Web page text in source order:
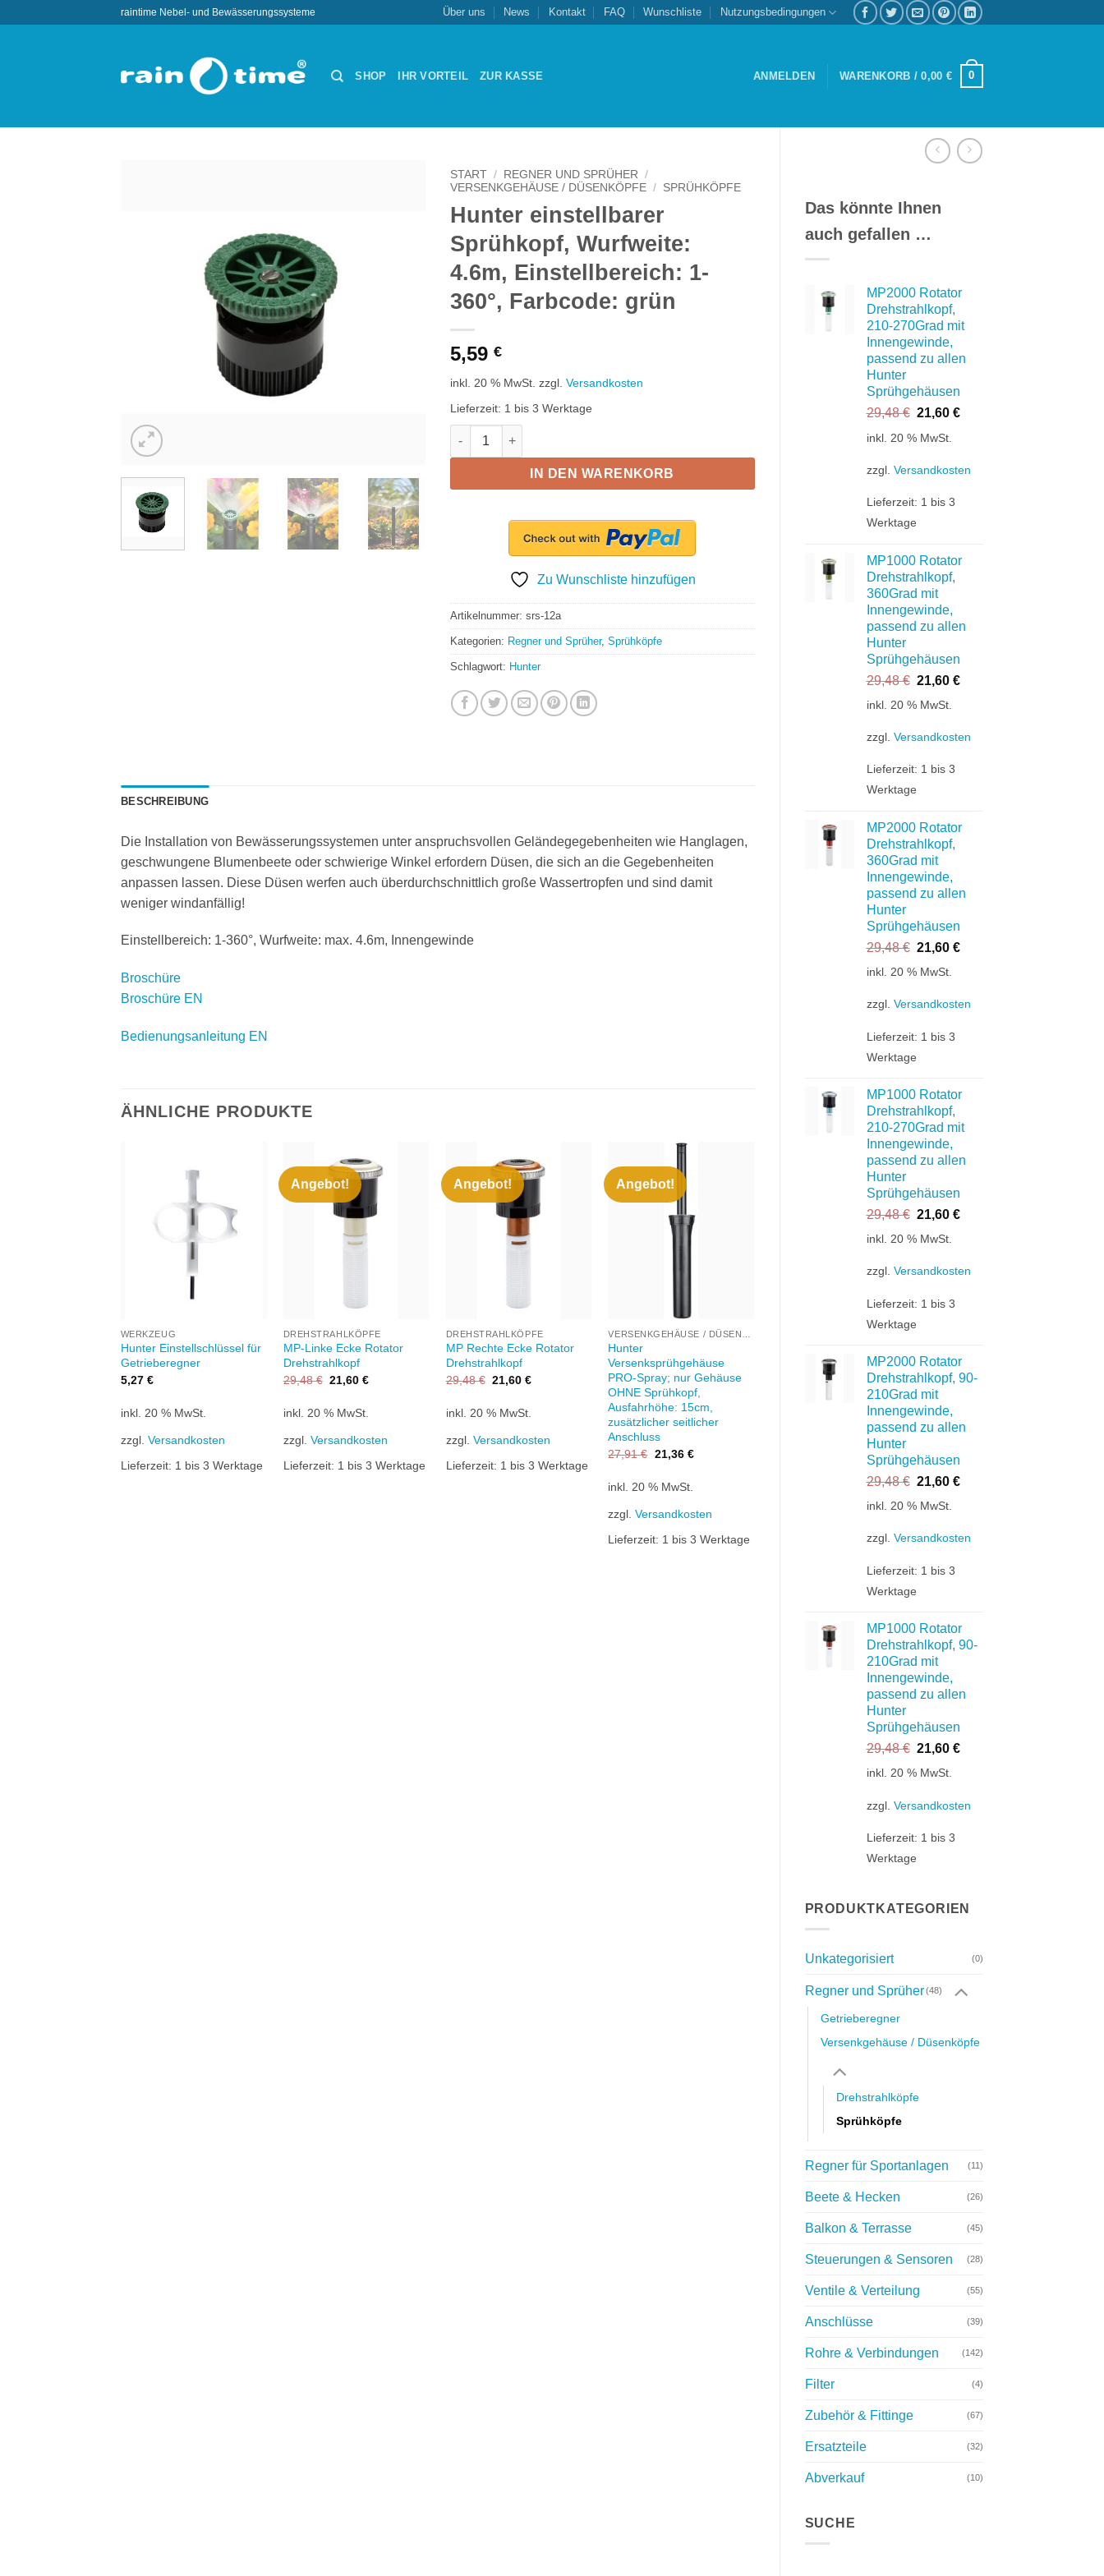
raintime Nebel- und Bewässerungssysteme Über uns News Kontakt FAQ Wunschliste Nutzungsbedingungen
SHOP IHR VORTEIL ZUR KASSE ANMELDEN WARENKORB /0,00 € 0
Das könnte Ihnen
auch gefallen …
MP2000 Rotator
Drehstrahlkopf,
210-270Grad mit
Innengewinde,
passend zu allen
Hunter
Sprühgehäusen
29,48€ Ursprünglicher
war:
29,48 €
21,60€Aktueller
inkl. 20 % MwSt.
zzgl. Versandkosten
Lieferzeit: 1 bis 3
Werktage
MP1000 Rotator
Drehstrahlkopf,
360Grad mit
Innengewinde,
passend zu allen
Hunter
Sprühgehäusen
29,48€ Ursprünglicher
29,48 €
21,60€Aktueller
inkl. 20 % MwSt.
zzgl. Versandkosten
Lieferzeit: 1 bis 3
Werktage
MP2000 Rotator
Drehstrahlkopf,
360Grad mit
Innengewinde,
passend zu allen
Hunter
Sprühgehäusen
29,48€ Ursprünglicher
29,48 €
21,60€Aktueller
inkl. 20 % MwSt.
zzgl. Versandkosten
Lieferzeit: 1 bis 3
Werktage
MP1000 Rotator
Drehstrahlkopf,
210-270Grad mit
Innengewinde,
passend zu allen
Hunter
Sprühgehäusen
29,48€ Ursprünglicher
29,48 €
21,60€Aktueller
inkl. 20 % MwSt.
zzgl. Versandkosten
Lieferzeit: 1 bis 3
Werktage
MP2000 Rotator
Drehstrahlkopf, 90-
210Grad mit
Innengewinde,
passend zu allen
Hunter
Sprühgehäusen
29,48€ Ursprünglicher
29,48 €
21,60€Aktueller
inkl. 20 % MwSt.
zzgl. Versandkosten
Lieferzeit: 1 bis 3
Werktage
MP1000 Rotator
Drehstrahlkopf, 90-
210Grad mit
Innengewinde,
passend zu allen
Hunter
Sprühgehäusen
29,48€ Ursprünglicher
29,48 €
21,60€Aktueller
inkl. 20 % MwSt.
zzgl. Versandkosten
Lieferzeit: 1 bis 3
Werktage
PRODUKTKATEGORIEN
Unkategorisiert (0)
Regner und Sprüher (48)
Getrieberegner
Versenkgehäuse / Düsenköpfe
Drehstrahlköpfe
Sprühköpfe
Regner für Sportanlagen (11)
Beete & Hecken (26)
Balkon & Terrasse (45)
Steuerungen & Sensoren (28)
Ventile & Verteilung (55)
Anschlüsse (39)
Rohre & Verbindungen (142)
Filter (4)
Zubehör & Fittinge (67)
Ersatzteile (32)
Abverkauf (10)
SUCHE
START / REGNER UND SPRÜHER /
VERSENKGEHÄUSE / DÜSENKÖPFE / SPRÜHKÖPFE
Hunter einstellbarer
Sprühkopf, Wurfweite:
4.6m, Einstellbereich: 1-
360°, Farbcode: grün
5,59 €
inkl. 20 % MwSt. zzgl. Versandkosten
Lieferzeit: 1 bis 3 Werktage
Hunter einstellbarer Sprühkopf, Wurfweite: 4.6m, Einstellbereich: 1-360°, Farbcode: grün Menge
IN DEN WARENKORB
Zu Wunschliste hinzufügen
Artikelnummer: srs-12a
Kategorien: Regner und Sprüher, Sprühköpfe
Schlagwort: Hunter
BESCHREIBUNG
Die Installation von Bewässerungssystemen unter anspruchsvollen Geländegegebenheiten wie Hanglagen,
geschwungene Blumenbeete oder schwierige Winkel erfordern Düsen, die sich an die Gegebenheiten
anpassen lassen. Diese Düsen werfen auch überdurchschnittlich große Wassertropfen und sind damit
weniger windanfällig!
Einstellbereich: 1-360°, Wurfweite: max. 4.6m, Innengewinde
Broschüre
Broschüre EN
Bedienungsanleitung EN
ÄHNLICHE PRODUKTE
hinzufügen
WERKZEUG
Hunter Einstellschlüssel für
Getrieberegner
5,27 €
inkl. 20 % MwSt.
zzgl. Versandkosten
Lieferzeit: 1 bis 3 Werktage
Angebot!
DREHSTRAHLKÖPFE
MP-Linke Ecke Rotator
Drehstrahlkopf
29,48€ Ursprünglicher
29,48 €
21,60 €Aktueller
21,60 €.
inkl. 20 % MwSt.
zzgl. Versandkosten
Lieferzeit: 1 bis 3 Werktage
Angebot!
DREHSTRAHLKÖPFE
MP Rechte Ecke Rotator
Drehstrahlkopf
29,48€ Ursprünglicher
29,48 €
21,60 €Aktueller
21,60 €.
inkl. 20 % MwSt.
zzgl. Versandkosten
Lieferzeit: 1 bis 3 Werktage
Angebot!
Hunter
Versenksprühgehäuse
PRO-Spray; nur Gehäuse
OHNE Sprühkopf,
Ausfahrhöhe: 15cm,
zusätzlicher seitlicher
Anschluss
27,91€ Ursprünglicher
27,91 €
21,36 €Aktueller
inkl. 20 % MwSt.
zzgl.Versandkosten
Lieferzeit: 1 bis 3 Werktage